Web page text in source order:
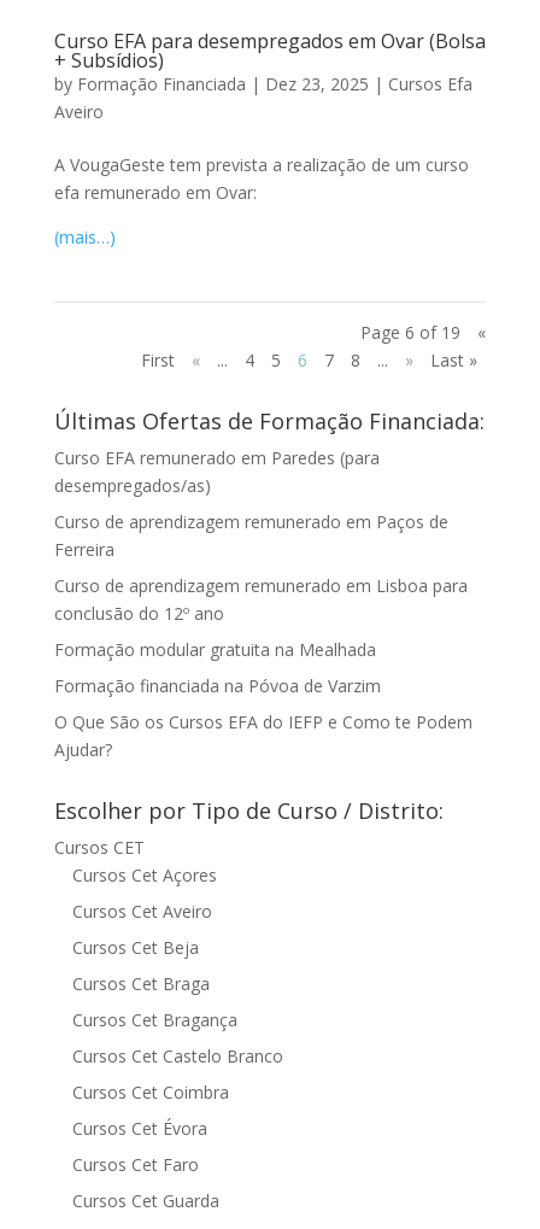
Curso EFA para desempregados em Ovar (Bolsa
+ Subsídios)
by Formação Financiada | Dez 23, 2025 | Cursos Efa
Aveiro
A VougaGeste tem prevista a realização de um curso
efa remunerado em Ovar:
(mais…)
Page 6 of 19
«
First
« ... 4 5 6 7 8 ... » Last »
Últimas Ofertas de Formação Financiada:
Curso EFA remunerado em Paredes (para
desempregados/as)
Curso de aprendizagem remunerado em Paços de
Ferreira
Curso de aprendizagem remunerado em Lisboa para
conclusão do 12º ano
Formação modular gratuita na Mealhada
Formação financiada na Póvoa de Varzim
O Que São os Cursos EFA do IEFP e Como te Podem
Ajudar?
Escolher por Tipo de Curso / Distrito:
Cursos CET
Cursos Cet Açores
Cursos Cet Aveiro
Cursos Cet Beja
Cursos Cet Braga
Cursos Cet Bragança
Cursos Cet Castelo Branco
Cursos Cet Coimbra
Cursos Cet Évora
Cursos Cet Faro
Cursos Cet Guarda